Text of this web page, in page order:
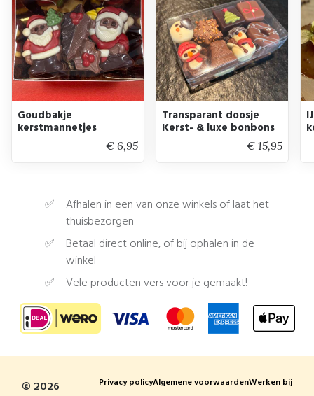
Goudbakje
kerstmannetjes
€ 6,95
Transparant doosje
Kerst- & luxe bonbons
€ 15,95
Afhalen in een van onze winkels of laat het
thuisbezorgen
Betaal direct online, of bij ophalen in de
winkel
Vele producten vers voor je gemaakt!
© 2026 Privacy policyAlgemene voorwaardenWerken bij